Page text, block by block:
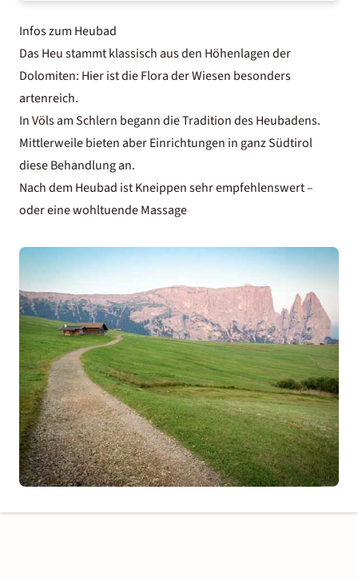
Infos zum Heubad
Das Heu stammt klassisch aus den Höhenlagen der
Dolomiten: Hier ist die Flora der Wiesen besonders
artenreich.
In Völs am Schlern begann die Tradition des Heubadens.
Mittlerweile bieten aber Einrichtungen in ganz Südtirol
diese Behandlung an.
Nach dem Heubad ist Kneippen sehr empfehlenswert –
oder eine wohltuende Massage